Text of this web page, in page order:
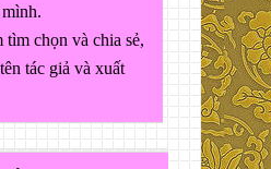
chọn và chia sẻ,
tác giả và xuất